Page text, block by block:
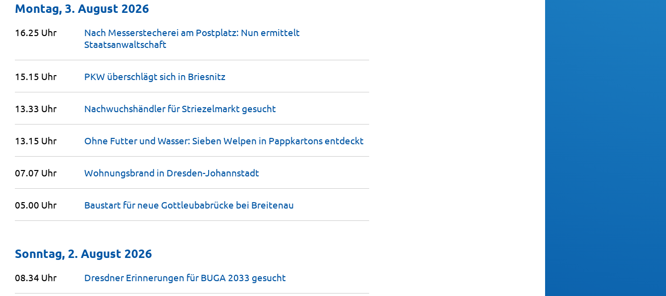
Montag, 3. August 2026
16.25 Uhr
Nach Messerstecherei am Postplatz: Nun ermittelt
Staatsanwaltschaft
15.15 Uhr PKW überschlägt sich in Briesnitz
13.33 Uhr Nachwuchshändler für Striezelmarkt gesucht
13.15 Uhr Ohne Futter und Wasser: Sieben Welpen in Pappkartons entdeckt
07.07 Uhr Wohnungsbrand in Dresden-Johannstadt
05.00 Uhr Baustart für neue Gottleubabrücke bei Breitenau
Sonntag, 2. August 2026
08.34 Uhr Dresdner Erinnerungen für BUGA 2033 gesucht